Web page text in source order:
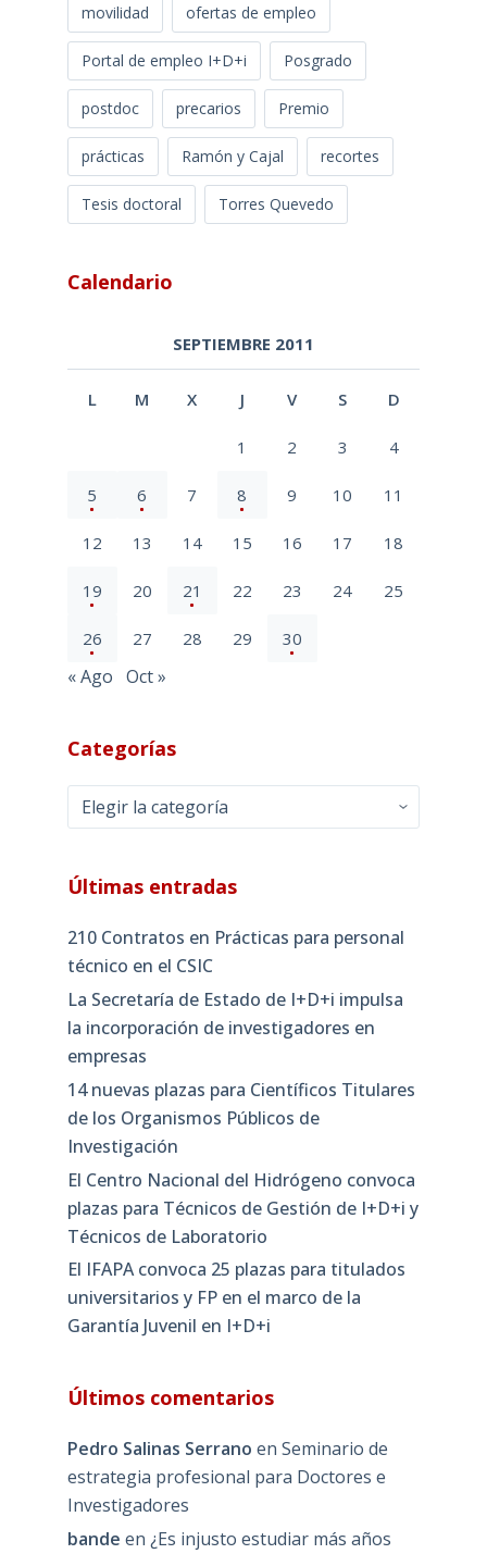
movilidad ofertas de empleo
Portal de empleo I+D+i Posgrado
postdoc precarios Premio
prácticas Ramón y Cajal recortes
Tesis doctoral Torres Quevedo
Calendario
SEPTIEMBRE 2011
L M X J V S D
1 2 3 4
5 6 7 8 9 10 11
12 13 14 15 16 17 18
19 20 21 22 23 24 25
26 27 28 29 30
« Ago Oct »
Categorías
Categorías
Últimas entradas
210 Contratos en Prácticas para personal
técnico en el CSIC
La Secretaría de Estado de I+D+i impulsa
la incorporación de investigadores en
empresas
14 nuevas plazas para Científicos Titulares
de los Organismos Públicos de
Investigación
El Centro Nacional del Hidrógeno convoca
plazas para Técnicos de Gestión de I+D+i y
Técnicos de Laboratorio
El IFAPA convoca 25 plazas para titulados
universitarios y FP en el marco de la
Garantía Juvenil en I+D+i
Últimos comentarios
Pedro Salinas Serrano en Seminario de
estrategia profesional para Doctores e
Investigadores
bande en ¿Es injusto estudiar más años